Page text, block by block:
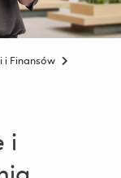
i Finansów
i